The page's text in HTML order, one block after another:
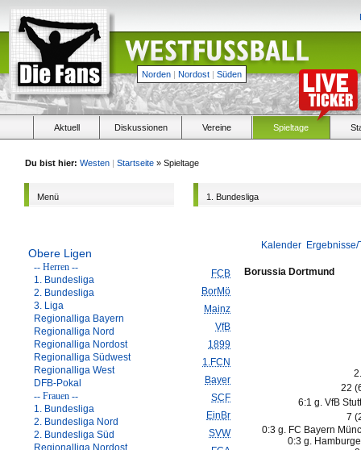
Norden | Nordost | Süden
Aktuell Diskussionen Vereine Spieltage
Du bist hier: Westen | Startseite » Spieltage
Menü
Obere Ligen
-- Herren --
1. Bundesliga
2. Bundesliga
3. Liga
Regionalliga Bayern
Regionalliga Nord
Regionalliga Nordost
Regionalliga Südwest
Regionalliga West
DFB-Pokal
-- Frauen --
1. Bundesliga
2. Bundesliga Nord
2. Bundesliga Süd
Regionalliga Nordost
1. Bundesliga
Kalender
FCB
BorMö
Mainz
VfB
1899
1.FCN
Bayer
SCF
EinBr
SVW
Borussia Dortmund
22
6:1 g. VfB
7
0:3 g. FC Bayern
0:3 g.